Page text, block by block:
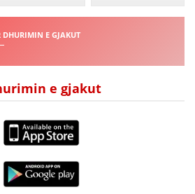
HUMANITARE
DHE MBROJTJEN E STEMËS
HUMANITARE
SI TË JEPNI DONACIONE
PËRGJIGJE DISASTER
DHURIMIN E GJAKUT
e gjakut